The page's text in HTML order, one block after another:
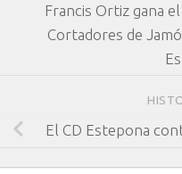
Francis Ortiz gana
Cortadores de
El CD Estepona